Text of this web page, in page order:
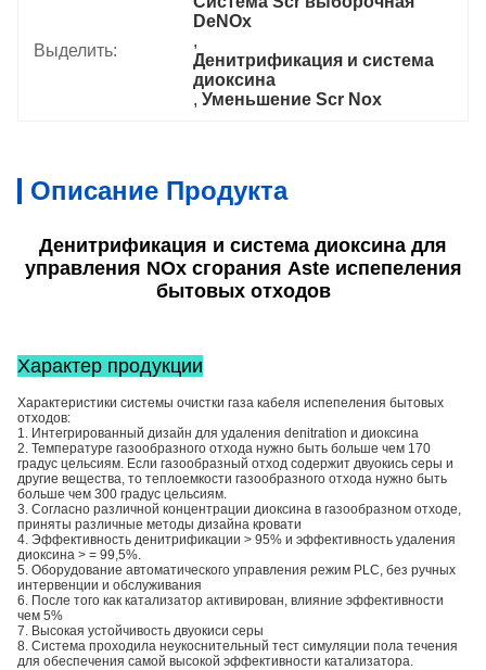
Выделить:
DeNOx
,
Денитрификация и система
диоксина
, Уменьшение Scr Nox
Описание Продукта
Денитрификация и система диоксина для
управления NOx сгорания Aste испепеления
бытовых отходов
Характер продукции
Характеристики системы очистки газа кабеля испепеления бытовых
отходов:
1. Интегрированный дизайн для удаления denitration и диоксина
2. Температуре газообразного отхода нужно быть больше чем 170
градус цельсиям. Если газообразный отход содержит двуокись серы и
другие вещества, то теплоемкости газообразного отхода нужно быть
больше чем 300 градус цельсиям.
3. Согласно различной концентрации диоксина в газообразном отходе,
приняты различные методы дизайна кровати
4. Эффективность денитрификации > 95% и эффективность удаления
диоксина > = 99,5%.
5. Оборудование автоматического управления режим PLC, без ручных
интервенции и обслуживания
6. После того как катализатор активирован, влияние эффективности
чем 5%
7. Высокая устойчивость двуокиси серы
8. Система проходила неукоснительный тест симуляции пола течения
для обеспечения самой высокой эффективности катализатора.